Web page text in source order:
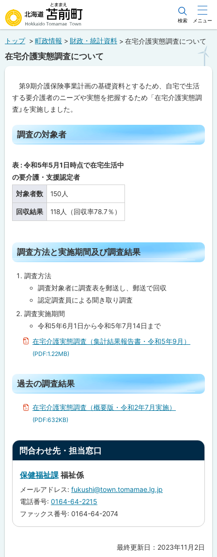
文
メ
ニ
北海道苫前町
Hokkaido Tomamae Town
検索 メニュー
トップ 町政情報 財政・統計資料 在宅介護実態調査について
在宅介護実態調査について
第9期介護保険事業計画の基礎資料とするため、自宅で生活
する要介護者のニーズや実態を把握するため「在宅介護実態調
査」を実施しました。
ペ
ー
ジ
次
調
査
の
対
象
者
査
方
法
実
び
去
の
調
合
せ
・
担
調査の対象者
表 : 令和5年5月1日時点で在宅生活中
の要介護・支援認定者
対象者数 150人
回収結果 118人（回収率78.7％）
ト
ッ
プ
る
調査方法と実施期間及び調査結果
調査方法
調査対象者に調査表を郵送し、郵送で回収
認定調査員による聞き取り調査
調査実施期間
令和5年6月1日から令和5年7月14日まで
在宅介護実態調査（集計結果報告書・令和5年9月）
(PDF:1.22MB)
ト
ッ
る
過去の調査結果
在宅介護実態調査（概要版・令和2年7月実施）
(PDF:632KB)
ト
問合わせ先・担当窓口
保健福祉課 福祉係
メールアドレス: fukushi@town.tomamae.lg.jp
電話番号: 0164-64-2215
ファックス番号: 0164-64-2074
最終更新日： 2023年11月2日